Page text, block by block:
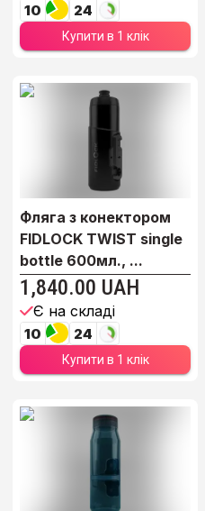
10 24
Купити в 1 клік
Фляга з конектором
FIDLOCK TWIST single
bottle 600мл., ...
1,840.00 UAH
Є на складі
10 24
Купити в 1 клік